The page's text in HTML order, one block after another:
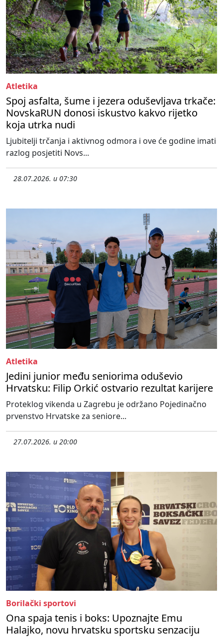
Atletika
Spoj asfalta, šume i jezera oduševljava trkače:
NovskaRUN donosi iskustvo kakvo rijetko
koja utrka nudi
Ljubitelji trčanja i aktivnog odmora i ove će godine imati
razlog posjetiti Novs...
28.07.2026. u 07:30
Atletika
Jedini junior među seniorima oduševio
Hrvatsku: Filip Orkić ostvario rezultat karijere
Proteklog vikenda u Zagrebu je održano Pojedinačno
prvenstvo Hrvatske za seniore...
27.07.2026. u 20:00
Borilački sportovi
Ona spaja tenis i boks: Upoznajte Emu
Halajko, novu hrvatsku sportsku senzaciju